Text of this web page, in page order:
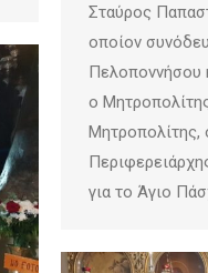
Σταύρος
οποίον
Πελοποννήσου
ο
Μητροπολίτης,
για το Άγιο